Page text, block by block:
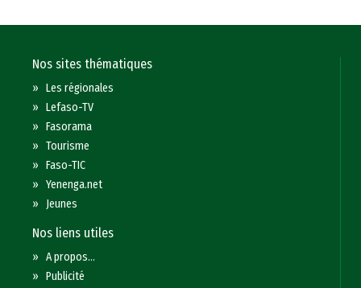
Nos sites thématiques
»Les régionales
»Lefaso-TV
»Fasorama
»Tourisme
»Faso-TIC
»Yenenga.net
» Jeunes
Nos liens utiles
»A propos...
»Publicité